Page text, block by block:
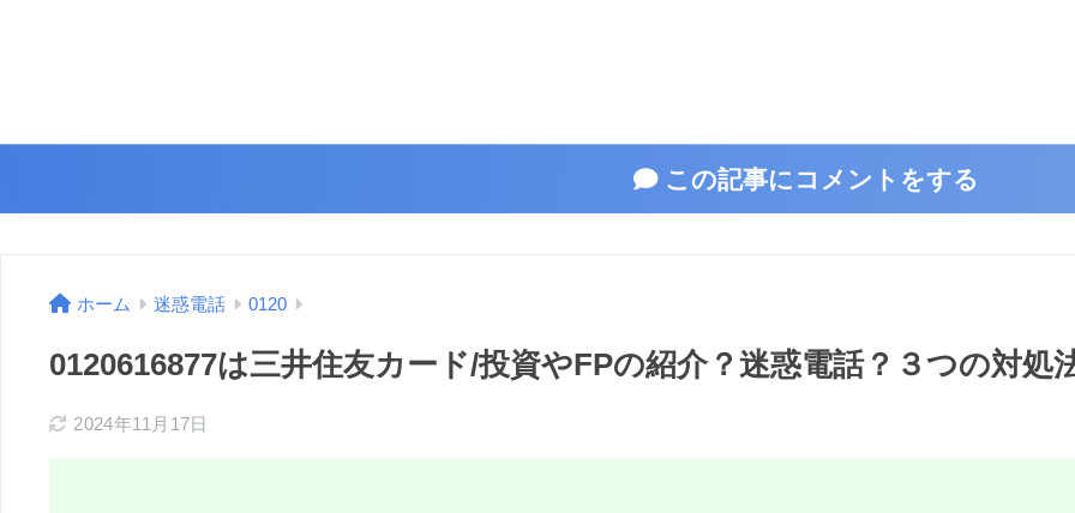
この記事にコメントをする
ホーム 迷惑電話 0120
0120616877は三井住友カード/投資やFPの紹介？迷惑電話？３つの対処
2024年11月17日